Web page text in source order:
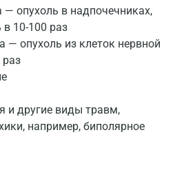
опухоль в надпочечниках,
10-100 раз
— опухоль из клеток нервной
и другие виды травм,
например, биполярное